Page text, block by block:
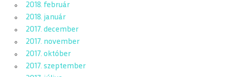
2018. február
2018. január
2017. december
2017. november
2017. október
2017. szeptember